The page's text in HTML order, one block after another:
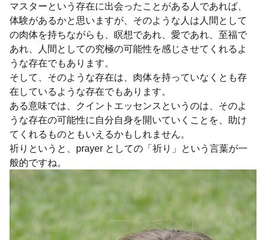
マスターという存在に出会ったことがある人であれば、
体験があるかと思いますが、そのような人は人間として
の肉体を持ちながらも、瞑想であれ、愛であれ、至福で
あれ、人間としての究極の可能性を感じさせてくれるよ
うな存在でもあります。
そして、そのような存在は、肉体を持っていなくとも存
在しているような存在でもあります。
ある意味では、クイントエッセンスというのは、そのよ
うな存在の可能性に自分自身を開いていくことを、助け
てくれるものともいえるかもしれません。
祈りというと、prayer としての「祈り」という言葉が一
般的ですね。